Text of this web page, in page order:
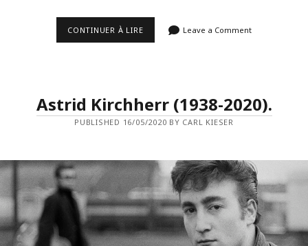
CONTINUER À LIRETOP
RÉDACTION
DE
REFRAINS.
Leave a Comment
Astrid Kirchherr (1938-2020).
PUBLISHED 16/05/2020 BY CARL KIESER